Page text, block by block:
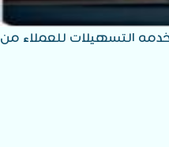
التسهيلات للعملاء من